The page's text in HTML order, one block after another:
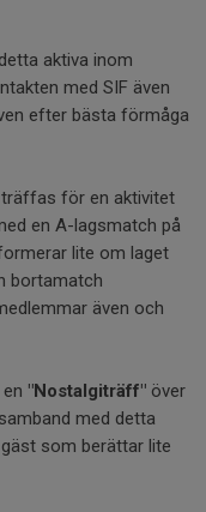
aktiva inom
med SIF även
efter bästa förmåga
för en aktivitet
en A-lagsmatch på
lite om laget
bortamatch
även och
"Nostalgiträff" över
med detta
som berättar lite